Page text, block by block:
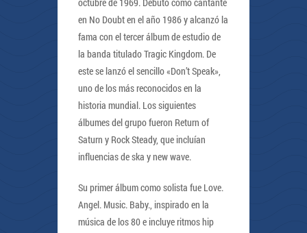
en No Doubt en el año 1986 y alcanzó la
fama con el tercer álbum de estudio de
la banda titulado Tragic Kingdom. De
este se lanzó el sencillo «Don’t Speak»,
uno de los más reconocidos en la
historia mundial. Los siguientes
álbumes del grupo fueron Return of
Saturn y Rock Steady, que incluían
influencias de ska y new wave.
Su primer álbum como solista fue Love.
Angel. Music. Baby., inspirado en la
música de los 80 e incluye ritmos hip